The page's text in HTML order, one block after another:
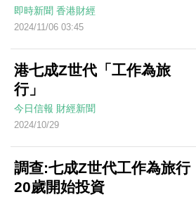
即時新聞 香港財經
2024/11/06 03:45
港七成Z世代「工作為旅
行」
今日信報 財經新聞
2024/10/29
調查:七成Z世代工作為旅行
20歲開始投資